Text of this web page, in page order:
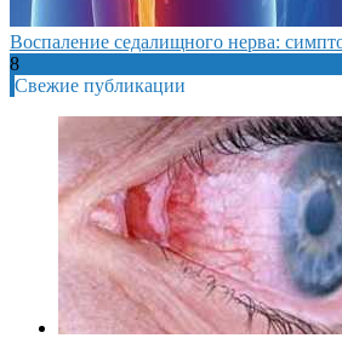
Воспаление седалищного нерва:
8
Свежие публикации